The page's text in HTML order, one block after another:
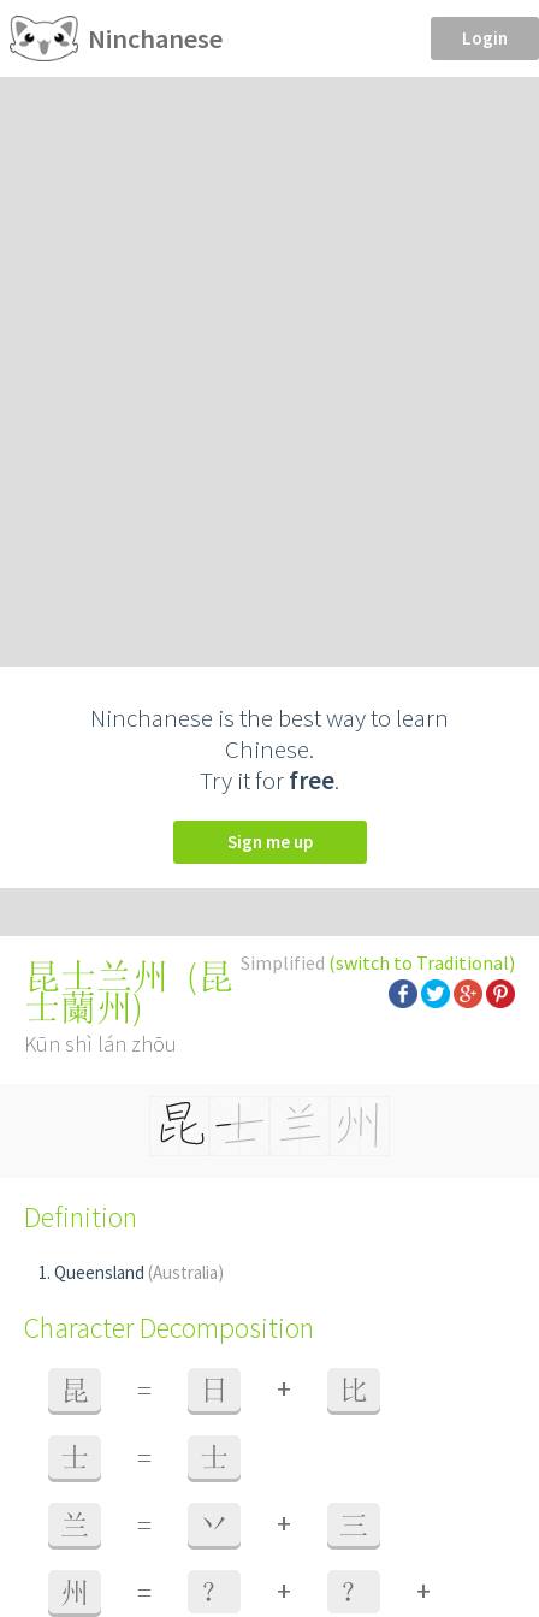
Ninchanese Login
Ninchanese is the best way to learn
Chinese.
Try it forfree.
Sign me up
Simplified (switch to Traditional)
昆士兰州 (昆
士蘭州)
Kūn shì lán zhōu
Definition
Queensland (Australia)
Character Decomposition
昆 = 日 + 比
士 = 士
兰 = 丷 + 三
州 = ？ + ？ +